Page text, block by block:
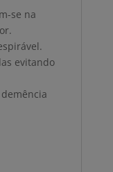
se na
evitando